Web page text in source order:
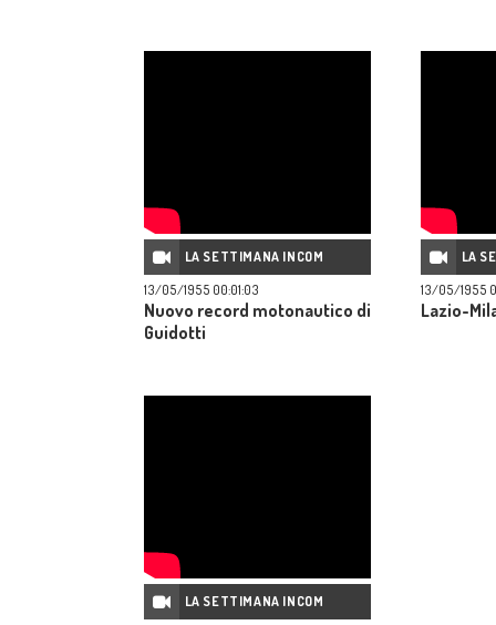
LA SETTIMANA INCOM
13/05/1955 00:01:03
Nuovo record motonautico di
Guidotti
LA
13/05/1955
Lazio-
LA SETTIMANA INCOM